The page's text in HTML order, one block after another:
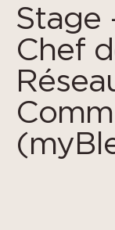
Stage
Chef